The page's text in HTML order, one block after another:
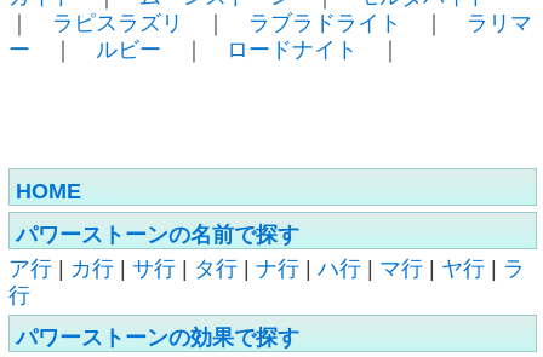
｜ ラピスラズリ ｜ ラブラドライト ｜ ラリマ
ー ｜ ルビー ｜ ロードナイト ｜
HOME
パワーストーンの名前で探す
ア行 | カ行 | サ行 | タ行 | ナ行 | ハ行 | マ行 | ヤ行 | ラ
行
パワーストーンの効果で探す